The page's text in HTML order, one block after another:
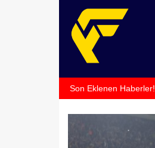
Son Eklenen Haberler!